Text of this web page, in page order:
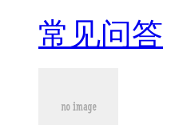
常见问答